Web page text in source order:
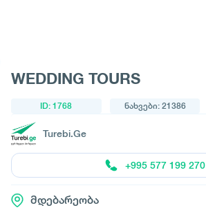
WEDDING TOURS
ID: 1768 ნახვები: 21386
Turebi.Ge
+995 577 199 270
მდებარეობა